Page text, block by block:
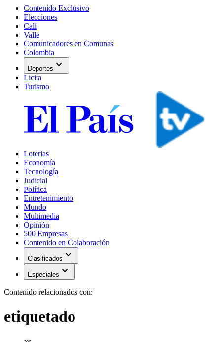
Contenido Exclusivo
Elecciones
Cali
Valle
Comunicadores en Comunas
Colombia
Deportes expand_more
Licita
Turismo
Loterías
Economía
Tecnología
Judicial
Política
Entretenimiento
Mundo
Multimedia
Opinión
500 Empresas
Contenido en Colaboración
Clasificados expand_more
Especiales expand_more
Contenido relacionados con:
etiquetado